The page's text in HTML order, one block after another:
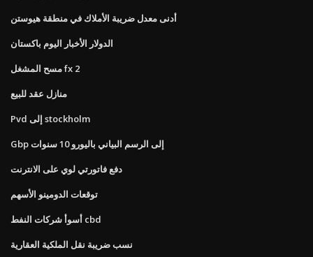
أدنى معدل ضريبة الأملاك في منطقة هيوستن
الدولار الأخبار اليوم باكستان
مسح المشغل fx 2
منازل عقد للبيع
Pvd إلى stockholm
Gbp إلى الرسم البياني باليورو 10 سنوات
دفع فاتورتي لوي على الانترنت
توقعات الدومينو الأسهم
أسوأ شركات النفط cbd
نسب ضريبة نقل الملكية العقارية